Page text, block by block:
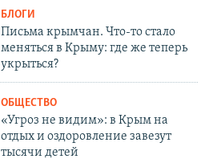
БЛОГИ
Письма крымчан. Что-то стало
меняться в Крыму: где же теперь
укрыться?
ОБЩЕСТВО
«Угроз не видим»: в Крым на
отдых и оздоровление завезут
тысячи детей